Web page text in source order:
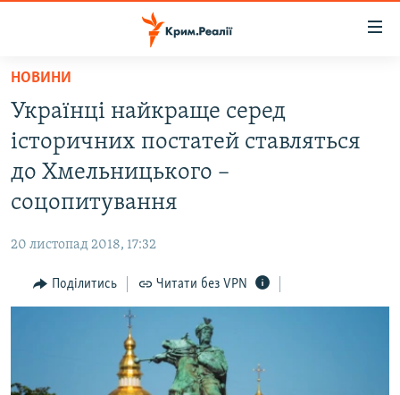
Перейти
основного
матеріалу
Перейти
до
основної
Перейти
пошуку
ВОДА.КРИМ
ВІДЕО ТА ФОТО
ІНТЕРВ'Ю
ДЕПОРТАЦІЯ
ЯК ОБІЙТИ БЛОКУВАННЯ
НОВИНИ
Українці найкраще серед
історичних постатей ставляться
до Хмельницького –
соцопитування
20 листопад 2018, 17:32
Поділитись Читати без VPN